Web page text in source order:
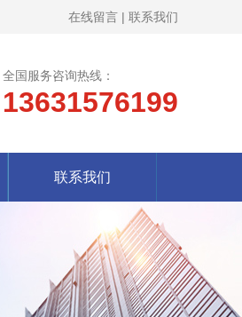
在线留言 | 联系我们
全国服务咨询热线：
13631576199
联系我们